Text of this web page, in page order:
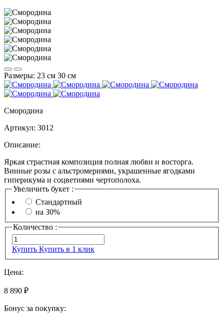
Размеры: 23 см 30 см
Смородина
Артикул: 3012
Описание:
Яркая страстная композиция полная любви и восторга.
Винные розы с альстромериями, украшенные ягодками
гиперикума и соцветиями чертополоха.
Увеличить букет :
Стандартный
на 30%
Количество :
Купить Купить в 1 клик
Цена:
8 890 ₽
Бонус за покупку: